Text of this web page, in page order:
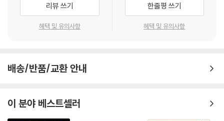
특수교육 맥락에서 AI 활용은 개별화교육계획(IEP)의 실효성을 높이고,
학습 부진이나 정서·행동 문제를 조기에 감지하여 사후적 대응 중심의 교
적으로 필요하다. 그러나 AI 활용 교육으로 끝나서는 안 된다. 교사의 전문
설계되어야 한다. AI 시대의 특수교육의 미래는 여전히 교사의 손에 달려
리뷰 쓰기
혜택 및 유의사항
한줄평 쓰기
혜택 및 유의사항
배송/반품/교환 안내
이 분야 베스트셀러